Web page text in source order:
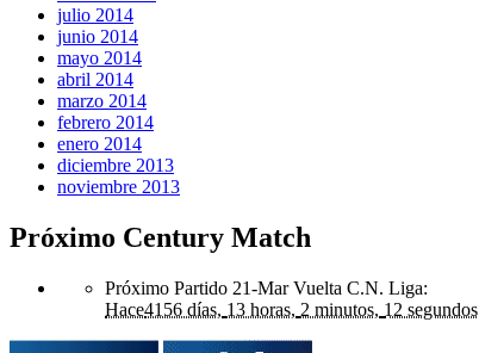
julio 2014
junio 2014
mayo 2014
abril 2014
marzo 2014
febrero 2014
enero 2014
diciembre 2013
noviembre 2013
Próximo Century Match
Próximo Partido 21-Mar Vuelta C.N. Liga:
Hace4156 días, 13 horas, 2 minutos, 12 segundos